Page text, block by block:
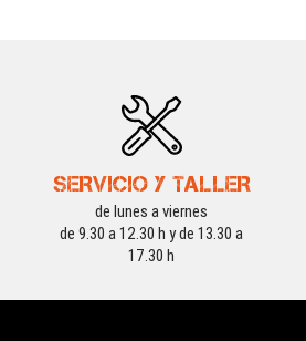
SERVICIO Y TALLER
de lunes a viernes
de 9.30 a 12.30 h y de 13.30 a
17.30 h